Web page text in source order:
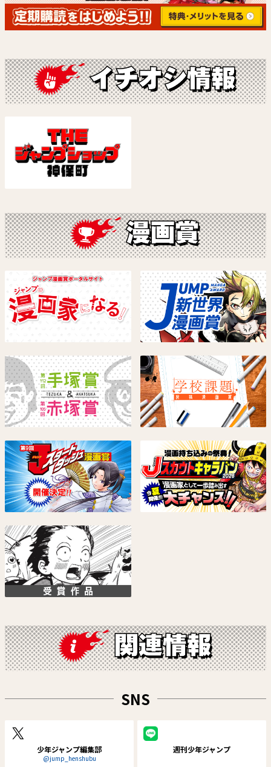
悪祓士のキヨシくん
試し読み
カグラバチ
夏と蛍籠
里庄マサヨシ
しのびごと
原作：たけぐし一本 漫画：みた
らし三大
試し読み
僕とロボコ
宮崎周平
試し読み
HAL FORMULA
寺坂研人
鵺の陰陽師
川江康太
SNS
少年ジャンプ編集部
@jump_henshubu
週刊少年ジャンプ